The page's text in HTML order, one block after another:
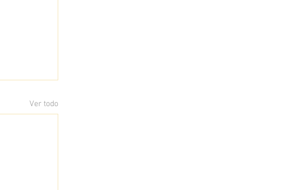
Ver todo